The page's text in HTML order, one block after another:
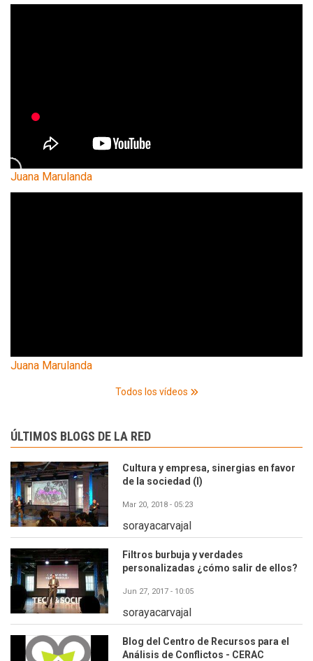
Juana Marulanda
Juana Marulanda
Todos los vídeos
ÚLTIMOS BLOGS DE LA RED
Cultura y empresa, sinergias en favor
de la sociedad (I)
Mar 20, 2018 - 05:23
sorayacarvajal
Filtros burbuja y verdades
personalizadas ¿cómo salir de ellos?
Jun 27, 2017 - 10:05
sorayacarvajal
Blog del Centro de Recursos para el
Análisis de Conflictos - CERAC